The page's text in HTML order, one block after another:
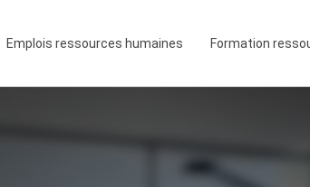
Emplois ressources humaines Formation